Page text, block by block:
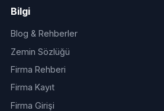
Bilgi
Blog & Rehberler
Zemin Sözlüğü
Firma Rehberi
Firma Kayıt
Firma Girişi